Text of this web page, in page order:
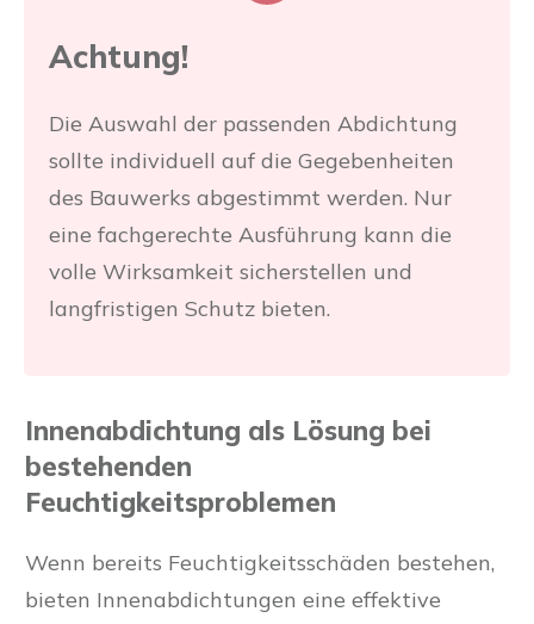
Achtung!
Die Auswahl der passenden Abdichtung
sollte individuell auf die Gegebenheiten
des Bauwerks abgestimmt werden. Nur
eine fachgerechte Ausführung kann die
volle Wirksamkeit sicherstellen und
langfristigen Schutz bieten.
Innenabdichtung als Lösung bei
bestehenden
Feuchtigkeitsproblemen
Wenn bereits Feuchtigkeitsschäden bestehen,
bieten Innenabdichtungen eine effektive